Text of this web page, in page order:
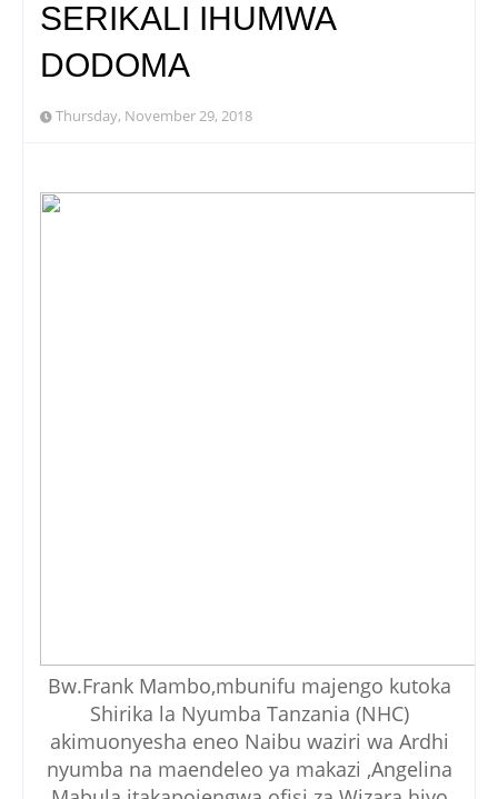
SERIKALI IHUMWA
DODOMA
Thursday, November 29, 2018
Bw.Frank Mambo,mbunifu majengo kutoka
Shirika la Nyumba Tanzania (NHC)
akimuonyesha eneo Naibu waziri wa Ardhi
nyumba na maendeleo ya makazi ,Angelina